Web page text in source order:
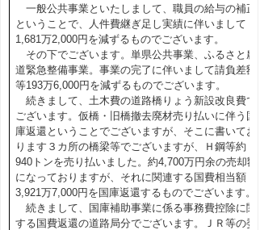
一般公共事業といたしまして、職員の給与の補正
ということで、人件費継ぎ足し実績に伴いまして
1,681万2,000円を減ずるものでございます。
その下でございます。単県公共事業、ふるさと農
道緊急整備事業。事業の完了に伴いまして請負差額
等193万6,000円を減ずるものでございます。
続きまして、土木費の道路橋りょう新設改良費で
ございます。仮橋・旧橋撤去廃材売り払いに伴う国
庫返還ということでございますが、そこに書いてお
ります３カ所の橋梁等でございますが、Ｈ鋼等約
940トンを売り払いました。約4,700万円余の売却額
になっておりますが、それに関連する国費相当額
3,921万7,000円を国庫返還するものでございます。
続きまして、国庫補助事業に係る事務費控除に関
する国費返還の道路局分でございます。ＪＲ等の委